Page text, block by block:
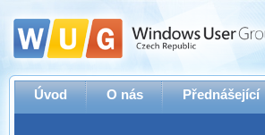
Úvod O nás Přednášející